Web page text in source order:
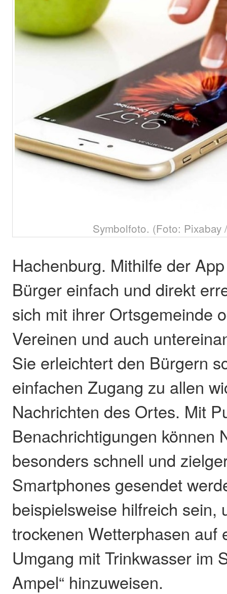
Symbolfoto. (Foto: Pixabay
Hachenburg. Mithilfe der
Bürger einfach und direkt
sich mit ihrer Ortsgemeinde
Vereinen und auch
Sie erleichtert den Bürgern
einfachen Zugang zu allen
Nachrichten des Ortes. Mit
Benachrichtigungen können
besonders schnell und
Smartphones gesendet
beispielsweise hilfreich sein,
trockenen Wetterphasen auf
Umgang mit Trinkwasser im
Ampel“ hinzuweisen.